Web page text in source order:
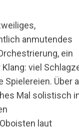
anmutendes
ein
viel
Über
Mal solistisch
laut